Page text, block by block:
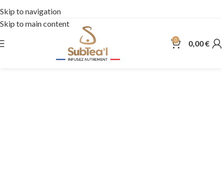
Skip to navigation
Skip to main content
0 0,00€